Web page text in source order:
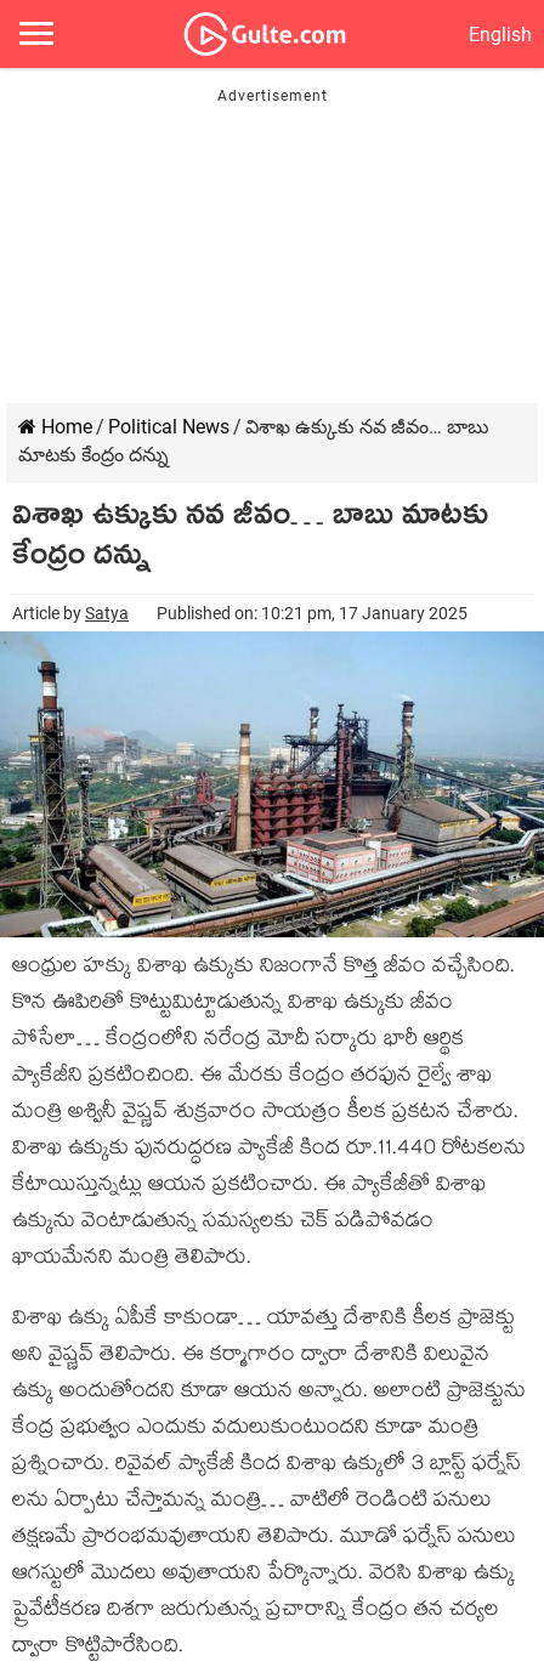
English
Home/ Political News/ విశాఖ ఉక్కుకు నవ జీవం… బాబు
మాటకు కేంద్రం దన్ను
విశాఖ ఉక్కుకు నవ జీవం… బాబు మాటకు
కేంద్రం దన్ను
Article bySatya Published on: 10:21 pm, 17 January 2025
ఆంధ్రుల హక్కు విశాఖ ఉక్కుకు నిజంగానే కొత్త జీవం వచ్చేసింది.
కొన ఊపిరితో కొట్టుమిట్టాడుతున్న విశాఖ ఉక్కుకు జీవం
పోసేలా… కేంద్రంలోని నరేంద్ర మోదీ సర్కారు భారీ ఆర్థిక
ప్యాకేజీని ప్రకటించింది. ఈ మేరకు కేంద్రం తరఫున రైల్వే శాఖ
మంత్రి అశ్వినీ వైష్ణవ్ శుక్రవారం సాయత్రం కీలక ప్రకటన చేశారు.
విశాఖ ఉక్కుకు పునరుద్ధరణ ప్యాకేజీ కింద రూ.11.440 రోటకలను
కేటాయిస్తున్నట్లు ఆయన ప్రకటించారు. ఈ ప్యాకేజీతో విశాఖ
ఉక్కును వెంటాడుతున్న సమస్యలకు చెక్ పడిపోవడం
ఖాయమేనని మంత్రి తెలిపారు.
విశాఖ ఉక్కు ఏపీకే కాకుండా… యావత్తు దేశానికి కీలక ప్రాజెక్టు
అని వైష్ణవ్ తెలిపారు. ఈ కర్మాగారం ద్వారా దేశానికి విలువైన
ఉక్కు అందుతోందని కూడా ఆయన అన్నారు. అలాంటి ప్రాజెక్టును
కేంద్ర ప్రభుత్వం ఎందుకు వదులుకుంటుందని కూడా మంత్రి
ప్రశ్నించారు. రివైవల్ ప్యాకేజీ కింద విశాఖ ఉక్కులో 3 బ్లాస్ట్ ఫర్నేస్
లను ఏర్పాటు చేస్తామన్న మంత్రి… వాటిలో రెండింటి పనులు
తక్షణమే ప్రారంభమవుతాయని తెలిపారు. మూడో ఫర్నేస్ పనులు
ఆగస్టులో మొదలు అవుతాయని పేర్కొన్నారు. వెరసి విశాఖ ఉక్కు
ప్రైవేటీకరణ దిశగా జరుగుతున్న ప్రచారాన్ని కేంద్రం తన చర్యల
ద్వారా కొట్టిపారేసింది.